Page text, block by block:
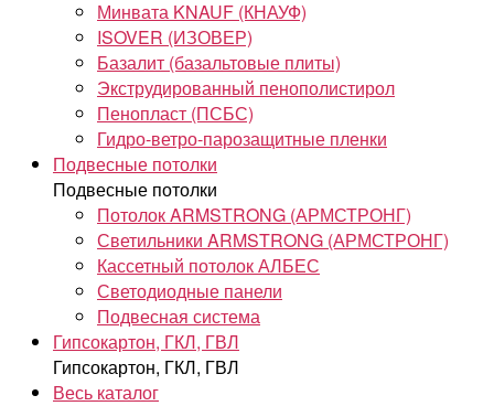
Минвата KNAUF (КНАУФ)
ISOVER (ИЗОВЕР)
Базалит (базальтовые плиты)
Экструдированный пенополистирол
Пенопласт (ПСБС)
Гидро-ветро-парозащитные пленки
Подвесные потолки
Подвесные потолки
Потолок ARMSTRONG (АРМСТРОНГ)
Светильники ARMSTRONG (АРМСТРОНГ)
Кассетный потолок АЛБЕС
Светодиодные панели
Подвесная система
Гипсокартон, ГКЛ, ГВЛ
Гипсокартон, ГКЛ, ГВЛ
Весь каталог